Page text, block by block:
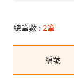
總筆數 :2筆
編號